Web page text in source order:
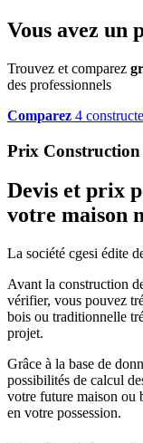
Vous avez un
Trouvez et comparez
des professionnels
Comparez 4
Prix Construction
Devis et prix
votre maison
La société cgesi édite
Avant la construction
vérifier, vous pouvez
bois ou traditionnelle
projet.
Grâce à la base de
possibilités de calcul
votre future maison ou
en votre possession.